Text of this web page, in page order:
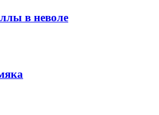
в неволе